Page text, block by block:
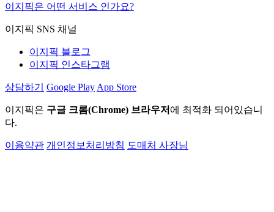
이지픽은 어떤 서비스 인가요?
이지픽 SNS 채널
이지픽 블로그
이지픽 인스타그램
상담하기 Google Play App Store
이지픽은 구글 크롬(Chrome) 브라우저 에 최적화 되어있습니
다.
이용약관 개인정보처리방침 도매처 사장님